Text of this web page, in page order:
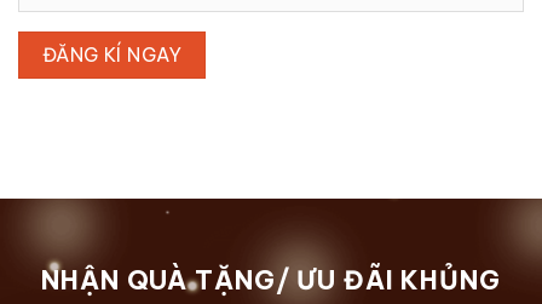
NHẬN QUÀ TẶNG/ ƯU ĐÃI KHỦNG